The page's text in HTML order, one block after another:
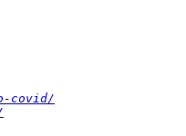
covid/